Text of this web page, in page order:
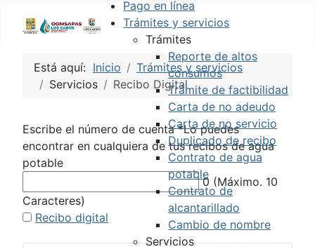
Pago en línea
Trámites y servicios
Trámites
Reporte de altos
consumos
Trámite de factibilidad
Carta de no adeudo
Carta de no servicio
Duplicado de recibo
Contrato de agua
potable
Contrato de
alcantarillado
Cambio de nombre
Servicios
Está aquí: Inicio
Trámites y servicios
Servicios
Recibo Digital
Escribe el número de cuenta*Lo puedes
encontrar en cualquiera de tus recibos de agua
potable
0 (Máximo. 10
Caracteres)
Recibo digital